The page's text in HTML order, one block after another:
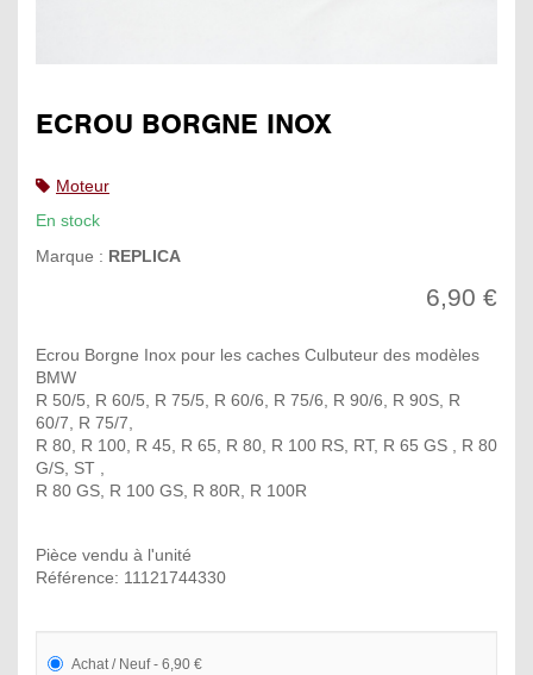
ECROU BORGNE INOX
Moteur
En stock
Marque : REPLICA
6,90 €
Ecrou Borgne Inox pour les caches Culbuteur des modèles
BMW
R 50/5, R 60/5, R 75/5, R 60/6, R 75/6, R 90/6, R 90S, R
60/7, R 75/7,
R 80, R 100, R 45, R 65, R 80, R 100 RS, RT, R 65 GS , R 80
G/S, ST ,
R 80 GS, R 100 GS, R 80R, R 100R
Pièce vendu à l'unité
Référence: 11121744330
Achat / Neuf - 6,90 €